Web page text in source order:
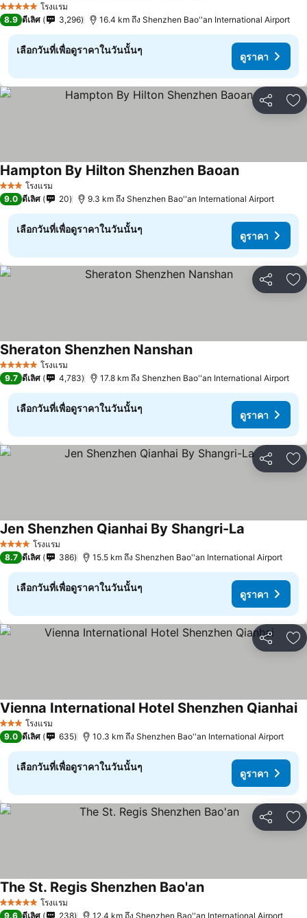
5 ดาว โรงแรม
8.9 ดีเลิศ 3,296 16.4 km ถึง Shenzhen Bao''an International Airport
เลือกวันที่เพื่อดูราคาในวันนั้นๆ
ดูราคา
แชร์ เ
3 ดาว โรงแรม
Hampton By Hilton Shenzhen Baoanดูราคา
9.0 ดีเลิศ 20 9.3 km ถึง Shenzhen Bao''an International Airport
เลือกวันที่เพื่อดูราคาในวันนั้นๆ
ดูราคา
แชร์ เ
5 ดาว โรงแรม
Sheraton Shenzhen Nanshanดูราคา
9.7 ดีเลิศ 4,783 17.8 km ถึง Shenzhen Bao''an International Airport
เลือกวันที่เพื่อดูราคาในวันนั้นๆ
ดูราคา
แชร์ เ
4 ดาว โรงแรม
Jen Shenzhen Qianhai By Shangri-La
8.7 ดีเลิศ 386 15.5 km ถึง Shenzhen Bao''an International Airport
เลือกวันที่เพื่อดูราคาในวันนั้นๆ
ดูราคา
แชร์ เ
3 ดาว โรงแรม
Vienna International Hotel Shenzhen Qianhaiดู
9.0 ดีเลิศ 635 10.3 km ถึง Shenzhen Bao''an International Airport
เลือกวันที่เพื่อดูราคาในวันนั้นๆ
ดูราคา
แชร์ เ
5 ดาว โรงแรม
The St. Regis Shenzhen Bao'anดูราคา
9.6 ดีเลิศ 238 12.4 km ถึง Shenzhen Bao''an International Airport